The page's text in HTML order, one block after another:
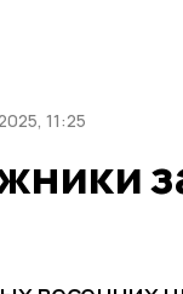
11:25